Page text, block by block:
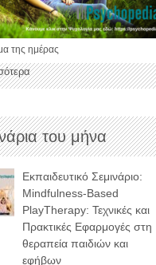
της ημέρας
του μήνα
Εκπαιδευτικό Σεμινάριο:
Mindfulness-Based
PlayTherapy: Τεχνικές και
Πρακτικές Εφαρμογές στη
θεραπεία παιδιών και
εφήβων